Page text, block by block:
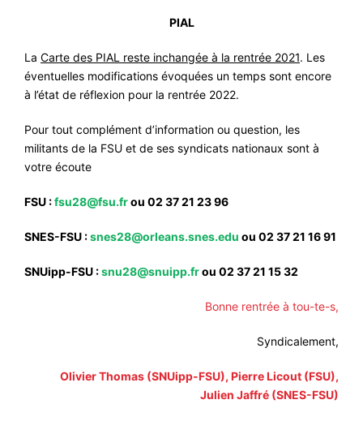
PIAL
La Carte des PIAL reste inchangée à la rentrée 2021. Les
éventuelles modifications évoquées un temps sont encore
à l’état de réflexion pour la rentrée 2022.
Pour tout complément d’information ou question, les
militants de la FSU et de ses syndicats nationaux sont à
votre écoute
FSU :fsu28@fsu.frou 02 37 21 23 96
SNES-FSU :snes28@orleans.snes.edu ou 02 37 21 16 91
SNUipp-FSU :snu28@snuipp.frou 02 37 21 15 32
Bonne rentrée à tou-te-s,
Syndicalement,
Olivier Thomas (SNUipp-FSU), Pierre Licout (FSU),
Julien Jaffré (SNES-FSU)